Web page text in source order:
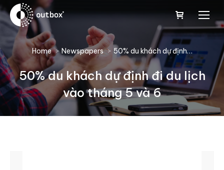
You are here:
Home Newspapers 50% du khách dự định…
50% du khách dự định đi du lịch
vào tháng 5 và 6